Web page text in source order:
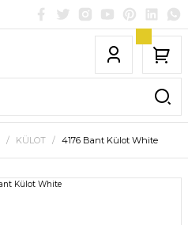
KÜLOT 4176 Bant Külot White